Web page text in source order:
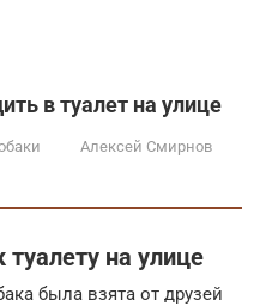
в туалет на улице
Алексей Смирнов
туалету на улице
была взята от друзей